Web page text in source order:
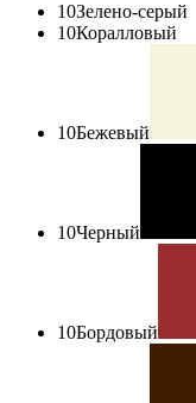
10Зелено-серый
10Коралловый
10Бежевый
10Черный
10Бордовый